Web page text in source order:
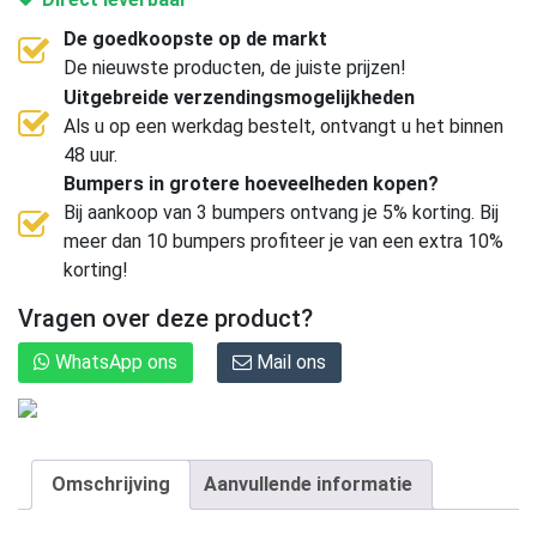
De goedkoopste op de markt
De nieuwste producten, de juiste prijzen!
Uitgebreide verzendingsmogelijkheden
Als u op een werkdag bestelt, ontvangt u het binnen
48 uur.
Bumpers in grotere hoeveelheden kopen?
Bij aankoop van 3 bumpers ontvang je 5% korting. Bij
meer dan 10 bumpers profiteer je van een extra 10%
korting!
Vragen over deze product?
WhatsApp ons Mail ons
Omschrijving Aanvullende informatie